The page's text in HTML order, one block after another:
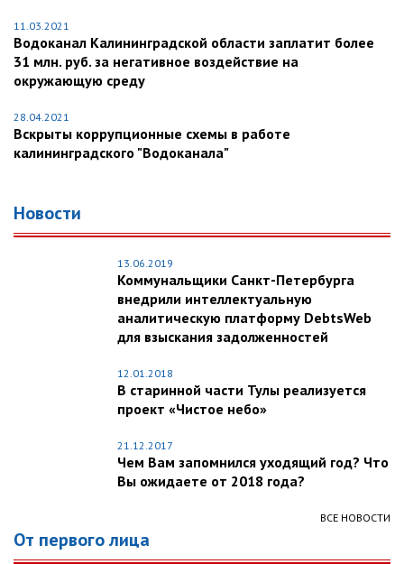
11.03.2021
Водоканал Калининградской области заплатит более
31 млн. руб. за негативное воздействие на
окружающую среду
28.04.2021
Вскрыты коррупционные схемы в работе
калининградского "Водоканала"
Новости
13.06.2019
Коммунальщики Санкт-Петербурга
внедрили интеллектуальную
аналитическую платформу DebtsWeb
для взыскания задолженностей
12.01.2018
В старинной части Тулы реализуется
проект «Чистое небо»
21.12.2017
Чем Вам запомнился уходящий год? Что
Вы ожидаете от 2018 года?
ВСЕ НОВОСТИ
От первого лица